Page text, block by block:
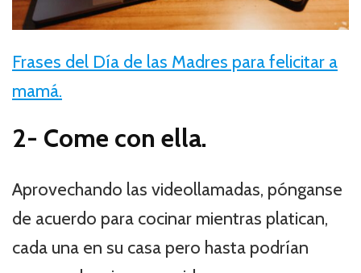
Frases del Día de las Madres para felicitar a
mamá.
2- Come con ella.
Aprovechando las videollamadas, pónganse
de acuerdo para cocinar mientras platican,
cada una en su casa pero hasta podrían